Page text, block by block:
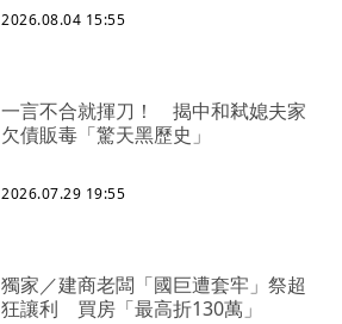
2026.08.04 15:55
一言不合就揮刀！ 揭中和弒媳夫家
欠債販毒「驚天黑歷史」
2026.07.29 19:55
獨家／建商老闆「國巨遭套牢」祭超
狂讓利 買房「最高折130萬」